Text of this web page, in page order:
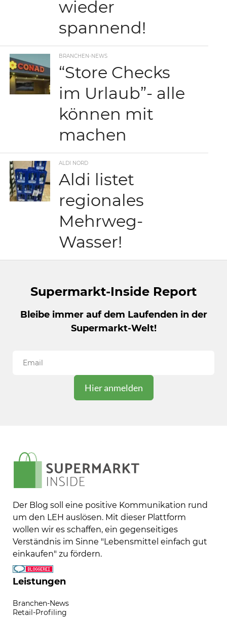
wieder
spannend!
BRANCHEN-NEWS
“Store Checks
im Urlaub”- alle
können mit
machen
ALDI NORD
Aldi listet
regionales
Mehrweg-
Wasser!
Supermarkt-Inside Report
Bleibe immer auf dem Laufenden in der
Supermarkt-Welt!
Der Blog soll eine positive Kommunikation rund
um den LEH auslösen. Mit dieser Plattform
wollen wir es schaffen, ein gegenseitiges
Verständnis im Sinne "Lebensmittel einfach gut
einkaufen" zu fördern.
Leistungen
Branchen-News
Retail-Profiling